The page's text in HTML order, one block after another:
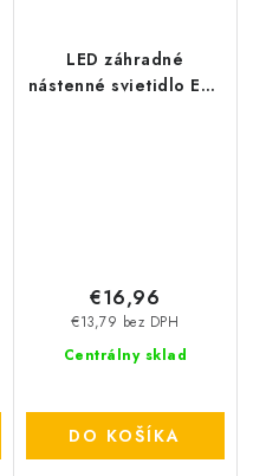
LED záhradné
nástenné svietidlo E27
Centrálny sklad
€13,79 bez DPH
€16,96
DO KOŠÍKA